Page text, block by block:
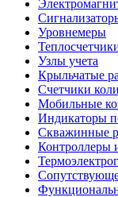
Уровнемеры
Узлы учета
Крыльчатые
Счетчики
Мобильные
Индикаторы
Скважинные
Контроллеры